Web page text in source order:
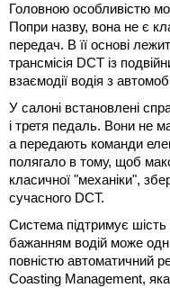
Головною особливістю
Попри назву, вона не є
передач. В її основі
трансмісія DCT із
взаємодії водія з
У салоні встановлені
і третя педаль. Вони не
а передають команди
полягало в тому, щоб
класичної "механіки",
сучасного DCT.
Система підтримує шість
бажанням водій може
повністю автоматичний
Coasting Management, яка